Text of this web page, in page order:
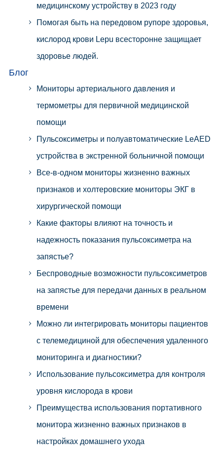
медицинскому устройству в 2023 году
Помогая быть на передовом рупоре здоровья,
кислород крови Lepu всесторонне защищает
здоровье людей.
Блог
Мониторы артериального давления и
термометры для первичной медицинской
помощи
Пульсоксиметры и полуавтоматические LeAED
устройства в экстренной больничной помощи
Все-в-одном мониторы жизненно важных
признаков и холтеровские мониторы ЭКГ в
хирургической помощи
Какие факторы влияют на точность и
надежность показания пульсоксиметра на
запястье?
Беспроводные возможности пульсоксиметров
на запястье для передачи данных в реальном
времени
Можно ли интегрировать мониторы пациентов
с телемедициной для обеспечения удаленного
мониторинга и диагностики?
Использование пульсоксиметра для контроля
уровня кислорода в крови
Преимущества использования портативного
монитора жизненно важных признаков в
настройках домашнего ухода